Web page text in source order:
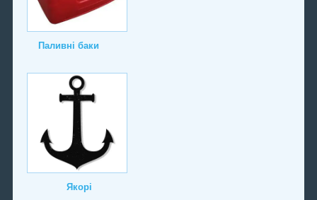
Паливні баки
Якорі